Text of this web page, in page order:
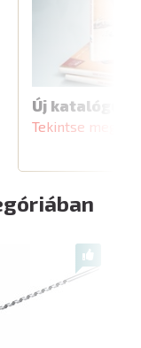
Új katalógus
Tekintse meg a